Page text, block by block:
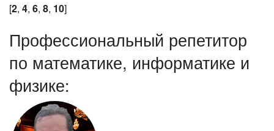
[2, 4, 6, 8, 10]
Профессиональный репетитор
по математике, информатике и
физике: